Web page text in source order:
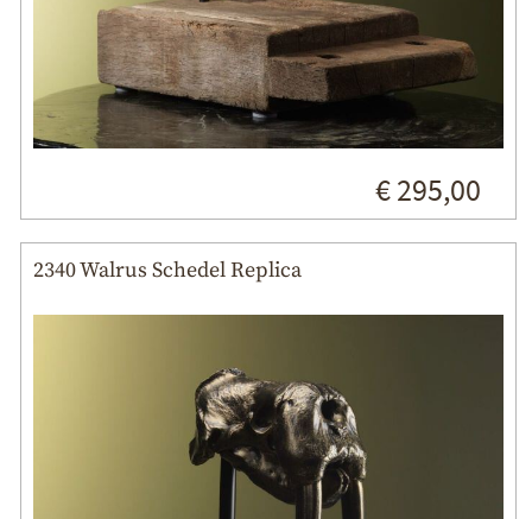
€ 295,00
2340 Walrus Schedel Replica